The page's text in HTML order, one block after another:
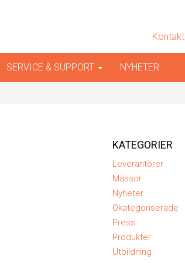
Kontakt
SERVICE & SUPPORT NYHETER
KATEGORIER
Leverantörer
Mässor
Nyheter
Okategoriserade
Press
Produkter
Utbildning